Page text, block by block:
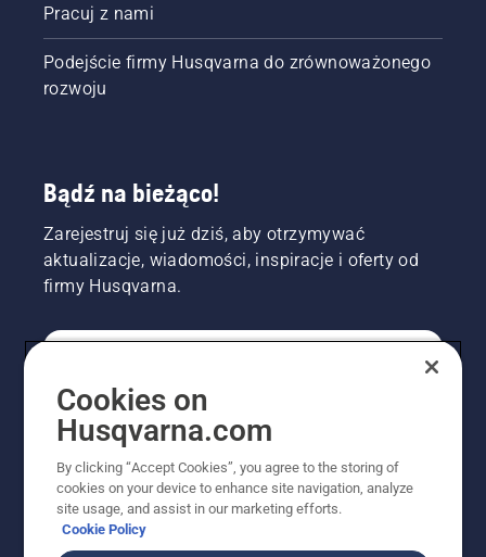
Pracuj z nami
Podejście firmy Husqvarna do zrównoważonego
rozwoju
Bądź na bieżąco!
Zarejestruj się już dziś, aby otrzymywać
aktualizacje, wiadomości, inspiracje i oferty od
firmy Husqvarna.
PROFESJONALISTA
Cookies on
Husqvarna.com
By clicking “Accept Cookies”, you agree to the storing of
cookies on your device to enhance site navigation, analyze
site usage, and assist in our marketing efforts.
Cookie Policy